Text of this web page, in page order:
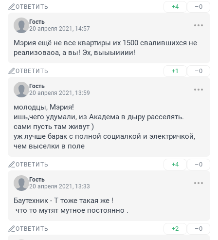
ОТВЕТИТЬ +4 –0
Гость
20 апреля 2021, 14:57
Мэрия ещё не все квартиры их 1500 свалившихся не
реализоваоа, а вы! Эх, выыыииии!
ОТВЕТИТЬ +1 –0
Гость
20 апреля 2021, 13:59
молодцы, Мэрия!
ишь,чего удумали, из Академа в дыру расселять.
сами пусть там живут )
уж лучше барак с полной социалкой и электричкой,
чем выселки в поле
ОТВЕТИТЬ +4 –0
Гость
20 апреля 2021, 13:33
Баутехник - Т тоже такая же !
что то мутят мутное постоянно .
ОТВЕТИТЬ +2 –0